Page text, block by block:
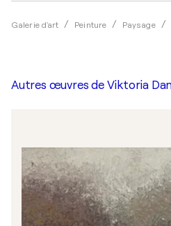
Galerie d'art Peinture Paysage
Autres œuvres de Viktoria